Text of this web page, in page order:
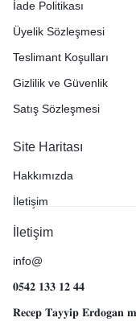
İade Politikası
Üyelik Sözleşmesi
Teslimant Koşulları
Gizlilik ve Güvenlik
Satış Sözleşmesi
Site Haritası
Hakkımızda
İletişim
İletişim
info@
𝟎𝟓𝟒𝟐 𝟏𝟑𝟑 𝟏𝟐 𝟒𝟒
𝐑𝐞𝐜𝐞𝐩 𝐓𝐚𝐲𝐲𝐢𝐩 𝐄𝐫𝐝𝐨𝐠𝐚𝐧